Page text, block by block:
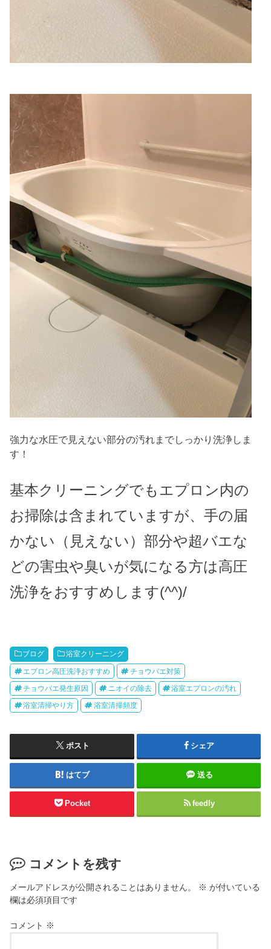
強力な水圧で見えない部分の汚れまでしっかり洗浄しま
す！
基本クリーニングでもエプロン内の
お掃除は含まれていますが、手の届
かない（見えない）部分や超バエな
どの害虫や臭いが気になる方は高圧
洗浄をおすすめします(^^)/
ブログ 浴室クリーニング
エプロン高圧洗浄おすすめ チョウバエ対策
チョウバエ発生原因 ニオイの除去 浴室エプロンの汚れ
浴室清掃やり方 浴室清掃頻度
ポスト シェア
はてブ 送る
Pocket feedly
コメントを残す
メールアドレスが公開されることはありません。 ※ が付いている
欄は必須項目です
コメント ※